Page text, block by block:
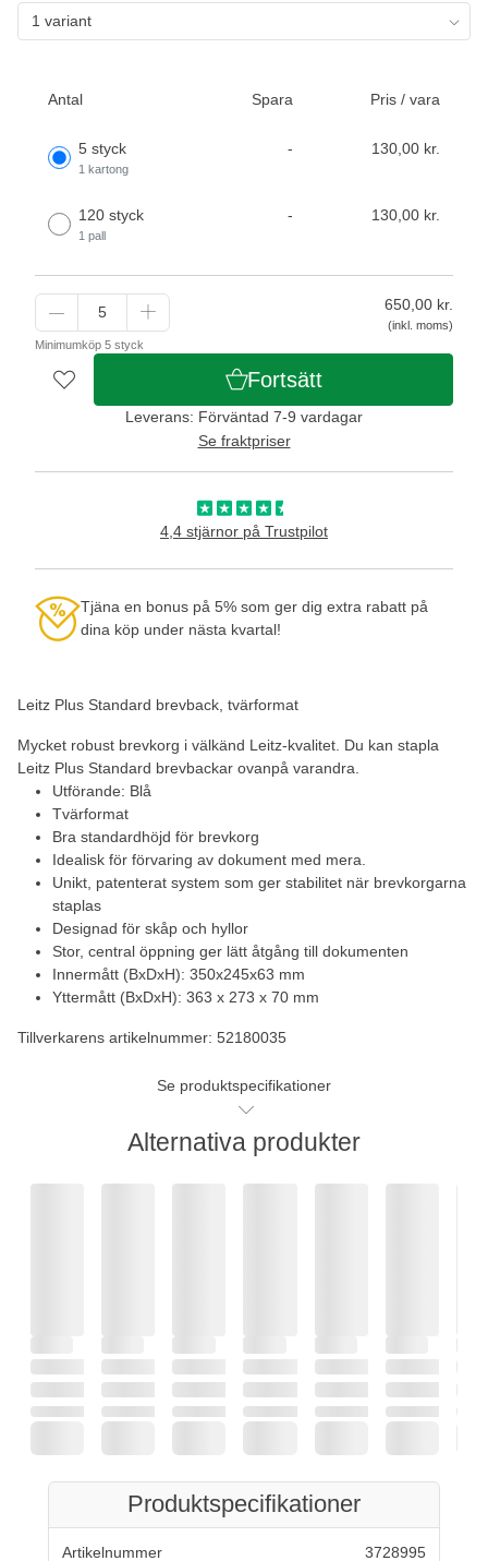
Leitz Plus Standard brevback, tvärformat
Mycket robust brevkorg i välkänd Leitz-kvalitet. Du kan stapla
Leitz Plus Standard brevbackar ovanpå varandra.
Utförande: Blå
Tvärformat
Bra standardhöjd för brevkorg
Idealisk för förvaring av dokument med mera.
Unikt, patenterat system som ger stabilitet när brevkorgarna
staplas
Designad för skåp och hyllor
Stor, central öppning ger lätt åtgång till dokumenten
Innermått (BxDxH): 350x245x63 mm
Yttermått (BxDxH): 363 x 273 x 70 mm
Tillverkarens artikelnummer: 52180035
Se produktspecifikationer
1 variant
Antal Spara Pris / vara
5 styck
1 kartong
- 130,00 kr.
120 styck
1 pall
- 130,00 kr.
Minimumköp 5 styck
650,00 kr.
(inkl. moms)
Fortsätt
Leverans: Förväntad 7-9 vardagar
Se fraktpriser
4,4 stjärnor på Trustpilot
Tjäna en bonus på 5% som ger dig extra rabatt på
dina köp under nästa kvartal!
Alternativa produkter
Produktspecifikationer
Artikelnummer 3728995